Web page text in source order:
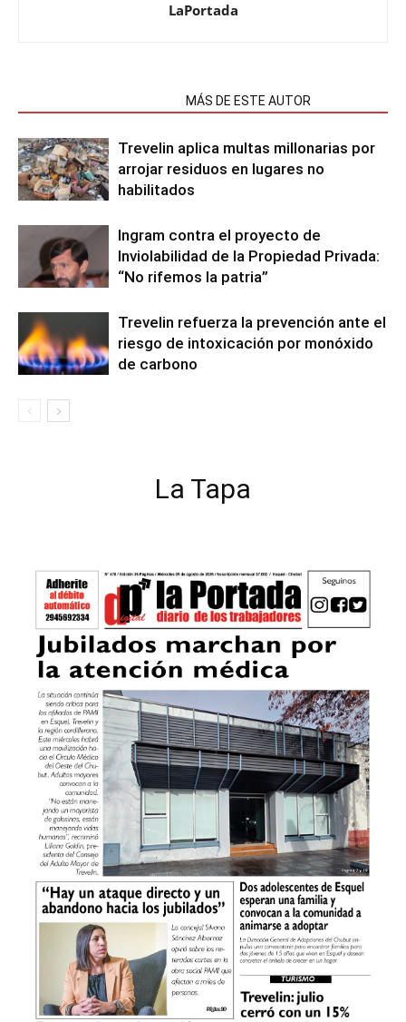
LaPortada
MÁS DE ESTE AUTOR
Trevelin aplica multas millonarias por
arrojar residuos en lugares no
habilitados
Ingram contra el proyecto de
Inviolabilidad de la Propiedad Privada:
“No rifemos la patria”
Trevelin refuerza la prevención ante el
riesgo de intoxicación por monóxido
de carbono
La Tapa